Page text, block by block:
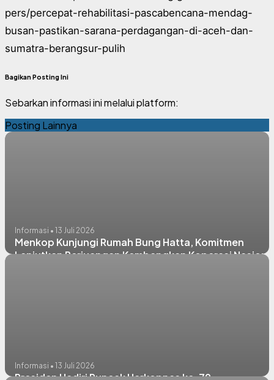
pers/percepat-rehabilitasi-pascabencana-mendag-
busan-pastikan-sarana-perdagangan-di-aceh-dan-
sumatra-berangsur-pulih
Bagikan Posting Ini
Sebarkan informasi ini melalui platform:
Posting Lainnya
Informasi • 13 Juli 2026
Menkop Kunjungi Rumah Bung Hatta, Komitmen
Lanjutkan Perjuangan Kembangkan Koperasi
Informasi • 13 Juli 2026
Presiden Hadiri Puncak Harkopnas ke-79